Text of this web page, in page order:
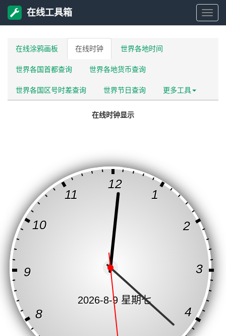
在
在线工具箱
在线涂鸦画板 在线时钟 世界各地时间
世界各国首都查询 世界各地货币查询
世界各国区号时差查询 世界节日查询 更多工具
在线时钟显示
2026-8-9 星期七
1
2
3
4
8
9
10
11
12